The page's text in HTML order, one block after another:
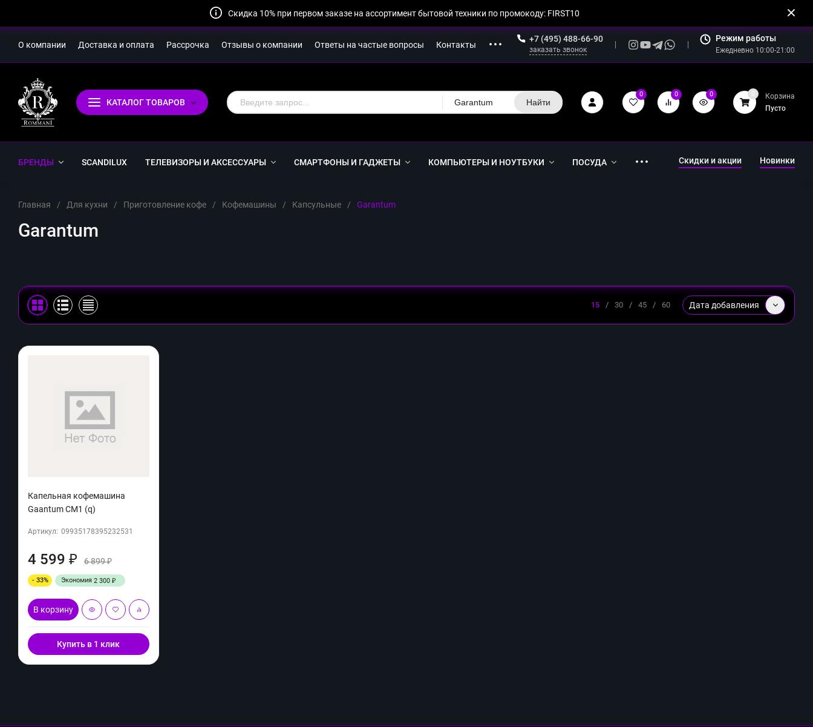
Скидка 10% при первом заказе на ассортимент бытовой техники по промокоду: FIRST10
О компании Доставка и оплата Рассрочка Отзывы о компании Ответы на частые вопросы Контакты
+7 (495) 488-66-90
заказать звонок
Режим работы
Ежедневно 10:00-21:00
КАТАЛОГ ТОВАРОВ Garantum Найти
0 0 0 0
Корзина
Пусто
БРЕНДЫ SCANDILUX ТЕЛЕВИЗОРЫ И АКСЕССУАРЫ СМАРТФОНЫ И ГАДЖЕТЫ КОМПЬЮТЕРЫ И НОУТБУКИ ПОСУДА Скидки и акции Новинки
Главная / Для кухни / Приготовление кофе / Кофемашины / Капсульные / Garantum
Garantum
15 / 30 / 45 / 60 Дата добавления
Капельная кофемашина
Gaantum CM1 (q)
Артикул: 09935178395232531
4 599 ₽ 6 899₽
- 33% Экономия 2 300 ₽
В корзину
Купить в 1 клик